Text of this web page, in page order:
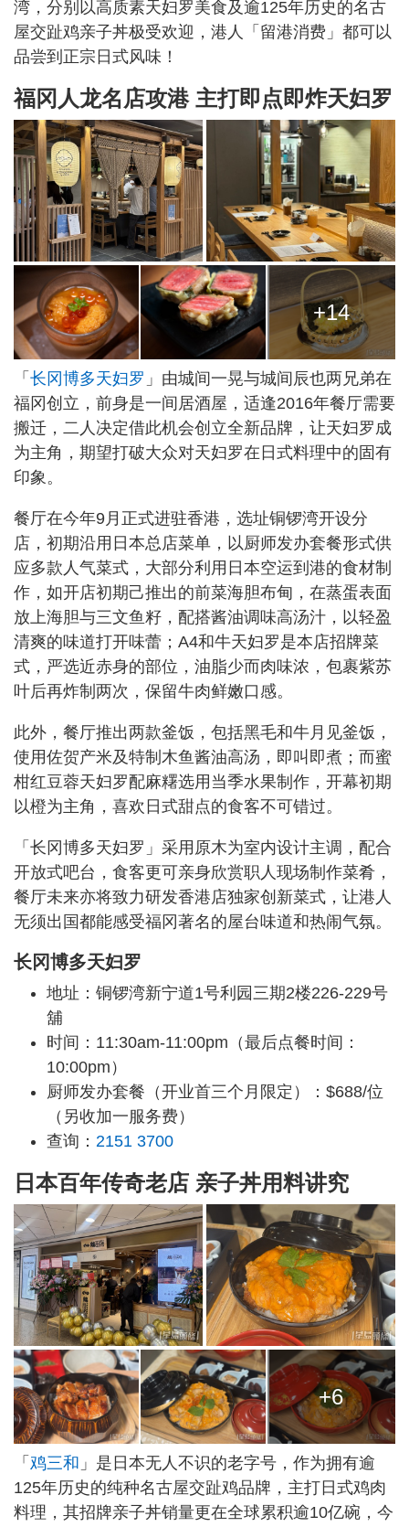
湾，分别以高质素天妇罗美食及逾125年历史的名古
屋交趾鸡亲子丼极受欢迎，港人「留港消费」都可以
品尝到正宗日式风味！
福冈人龙名店攻港 主打即点即炸天妇罗
+14
「 长冈博多天妇罗 」由城间一晃与城间辰也两兄弟在
福冈创立，前身是一间居酒屋，适逢2016年餐厅需要
搬迁，二人决定借此机会创立全新品牌，让天妇罗成
为主角，期望打破大众对天妇罗在日式料理中的固有
印象。
餐厅在今年9月正式进驻香港，选址铜锣湾开设分
店，初期沿用日本总店菜单，以厨师发办套餐形式供
应多款人气菜式，大部分利用日本空运到港的食材制
作，如开店初期己推出的前菜海胆布甸，在蒸蛋表面
放上海胆与三文鱼籽，配搭酱油调味高汤汁，以轻盈
清爽的味道打开味蕾；A4和牛天妇罗是本店招牌菜
式，严选近赤身的部位，油脂少而肉味浓，包裹紫苏
叶后再炸制两次，保留牛肉鲜嫩口感。
此外，餐厅推出两款釜饭，包括黑毛和牛月见釜饭，
使用佐贺产米及特制木鱼酱油高汤，即叫即煮；而蜜
柑红豆蓉天妇罗配麻糬选用当季水果制作，开幕初期
以橙为主角，喜欢日式甜点的食客不可错过。
「长冈博多天妇罗」采用原木为室内设计主调，配合
开放式吧台，食客更可亲身欣赏职人现场制作菜肴，
餐厅未来亦将致力研发香港店独家创新菜式，让港人
无须出国都能感受福冈著名的屋台味道和热闹气氛。
长冈博多天妇罗
地址：铜锣湾新宁道1号利园三期2楼226-229号
舖
时间：11:30am-11:00pm（最后点餐时间：
10:00pm）
厨师发办套餐（开业首三个月限定）：$688/位
（另收加一服务费）
查询： 2151 3700
日本百年传奇老店 亲子丼用料讲究
+6
「 鸡三和 」是日本无人不识的老字号，作为拥有逾
125年历史的纯种名古屋交趾鸡品牌，主打日式鸡肉
料理，其招牌亲子丼销量更在全球累积逾10亿碗，今